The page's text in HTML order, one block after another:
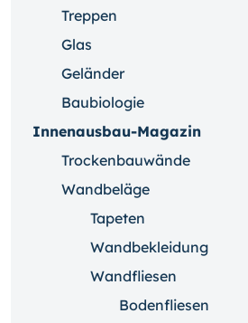
Treppen
Glas
Geländer
Baubiologie
Innenausbau-Magazin
Trockenbauwände
Wandbeläge
Tapeten
Wandbekleidung
Wandfliesen
Bodenfliesen